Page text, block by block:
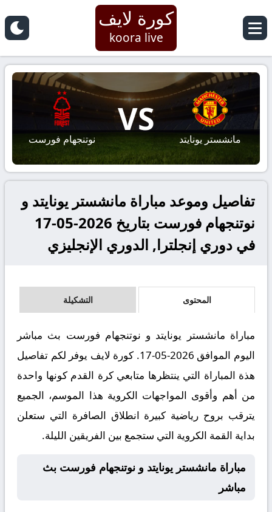
كورة لايف
koora live
مانشستر يونايتد
VS
نوتنجهام فورست
تفاصيل وموعد مباراة مانشستر يونايتد و
نوتنجهام فورست بتاريخ 2026-05-17
في دوري إنجلترا, الدوري الإنجليزي
المحتوى التشكيلة
مباراة مانشستر يونايتد و نوتنجهام فورست بث مباشر
اليوم الموافق 2026-05-17. كورة لايف يوفر لكم تفاصيل
هذة المباراة التي ينتظرها متابعي كرة القدم كونها واحدة
من أهم وأقوى المواجهات الكروية هذا الموسم، الجميع
يترقب بروح رياضية كبيرة انطلاق الصافرة التي ستعلن
بداية القمة الكروية التي ستجمع بين الفريقين الليلة.
مباراة مانشستر يونايتد و نوتنجهام فورست بث
مباشر